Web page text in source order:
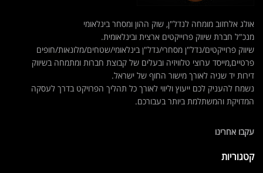
אולג אלחזוב מומחה לנדל"ן, שוק ההון ומסחר בינלאומי
מנכ"ל חברת שיווק פרוייקטים ארצית ובינלאומית.
שיווק פרוייקטים/נדל"ן מסחרי/נדל"ן בינלאומי/שטחים/מלונאות/חופים
פרטיים,מייסד ערוצי טלוויזיה ובעלים של קבוצת חברות ומתמחה בשיווק
דירות יד שניה לאורך מישור החוף של ישראל.
נשמח להעניק לכם ייעוץ וליווי לאורך כל תהליך הפרויקט בדרך לעסקה
המדויקת והמשתלמת ביותר בעבורכם.
עקבו אחרינו
קטגוריות